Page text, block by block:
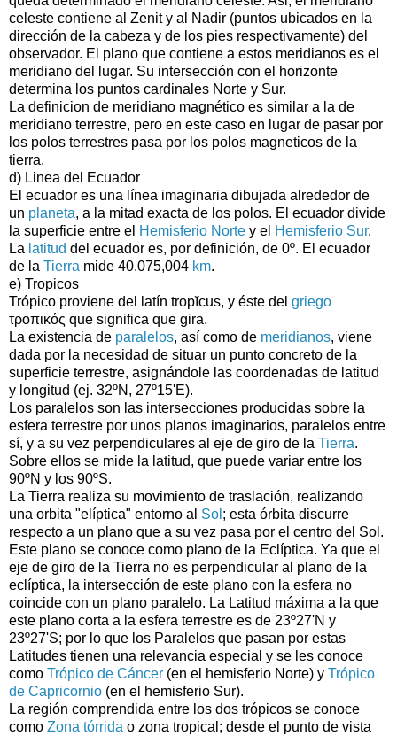
celeste contiene al Zenit y al Nadir (puntos ubicados en la
dirección de la cabeza y de los pies respectivamente) del
observador. El plano que contiene a estos meridianos es el
meridiano del lugar. Su intersección con el horizonte
determina los puntos cardinales Norte y Sur.
La definicion de meridiano magnético es similar a la de
meridiano terrestre, pero en este caso en lugar de pasar por
los polos terrestres pasa por los polos magneticos de la
tierra.
d) Linea del Ecuador
El ecuador es una línea imaginaria dibujada alrededor de
un planeta, a la mitad exacta de los polos. El ecuador divide
la superficie entre el Hemisferio Norte y el Hemisferio Sur.
La latitud del ecuador es, por definición, de 0º. El ecuador
de la Tierra mide 40.075,004 km.
e) Tropicos
Trópico proviene del latín tropĭcus, y éste del griego
τροπικός que significa que gira.
La existencia de paralelos, así como de meridianos, viene
dada por la necesidad de situar un punto concreto de la
superficie terrestre, asignándole las coordenadas de latitud
y longitud (ej. 32ºN, 27º15'E).
Los paralelos son las intersecciones producidas sobre la
esfera terrestre por unos planos imaginarios, paralelos entre
sí, y a su vez perpendiculares al eje de giro de la Tierra.
Sobre ellos se mide la latitud, que puede variar entre los
90ºN y los 90ºS.
La Tierra realiza su movimiento de traslación, realizando
una orbita "elíptica" entorno al Sol ; esta órbita discurre
respecto a un plano que a su vez pasa por el centro del Sol.
Este plano se conoce como plano de la Eclíptica. Ya que el
eje de giro de la Tierra no es perpendicular al plano de la
eclíptica, la intersección de este plano con la esfera no
coincide con un plano paralelo. La Latitud máxima a la que
este plano corta a la esfera terrestre es de 23º27'N y
23º27'S; por lo que los Paralelos que pasan por estas
Latitudes tienen una relevancia especial y se les conoce
como Trópico de Cáncer (en el hemisferio Norte) y Trópico
de Capricornio (en el hemisferio Sur).
La región comprendida entre los dos trópicos se conoce
como Zona tórrida o zona tropical; desde el punto de vista